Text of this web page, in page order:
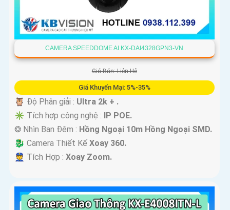
CAMERA SPEEDDOME AI KX-DAI4328GPN3-VN
Giá Bán: Liên Hệ
Giá Khuyến Mại: 5%-35%
🦉 Độ Phân giải : Ultra 2k + .
✳️ Tích hợp công nghệ : IP POE.
❂ Nhìn Ban Đêm : Hồng Ngoại 10m Hồng Ngoại SMD.
🐉️ Camera Thiết Kế Xoay 360.
️👮 Tích Hợp : Xoay Zoom.